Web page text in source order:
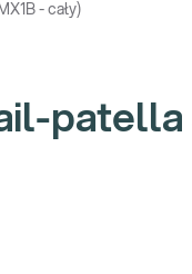
- cały)